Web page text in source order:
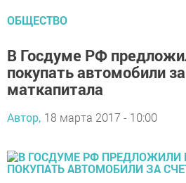
ОБЩЕСТВО
В Госдуме РФ
покупать автомобили
маткапитала
Автор, 18 марта 2017 - 10:00